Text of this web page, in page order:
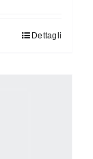
Dettagli